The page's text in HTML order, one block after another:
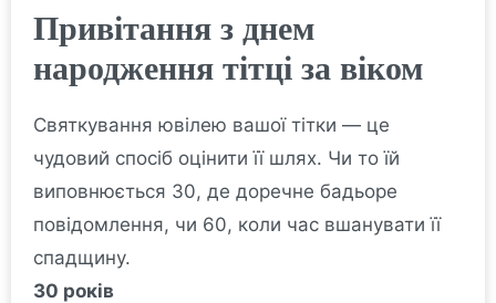
Привітання з днем
народження тітці за віком
Святкування ювілею вашої тітки — це
чудовий спосіб оцінити її шлях. Чи то їй
виповнюється 30, де доречне бадьоре
повідомлення, чи 60, коли час вшанувати її
спадщину.
30 років